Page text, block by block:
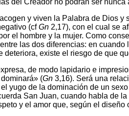
del Creador no podrán ser nunca
y viven la Palabra de Dios
(cfGn 2,17), con el cual se
el hombre y la mujer. Como
las dos diferencias: en
existe el riesgo de que
de modo lapidario e
(Gn 3,16). Será una
yugo de la dominación de un
San Juan, cuando habla de
y el amor que, según el